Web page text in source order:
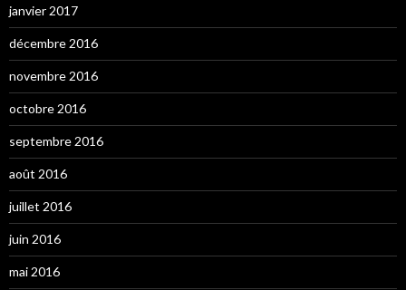
janvier 2017
décembre 2016
novembre 2016
octobre 2016
septembre 2016
août 2016
juillet 2016
juin 2016
mai 2016